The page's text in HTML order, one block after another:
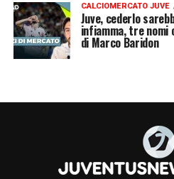
CALCIOMERCATO JUVE
Juve, cederlo
infiamma, tre nomi
di Marco Baridon